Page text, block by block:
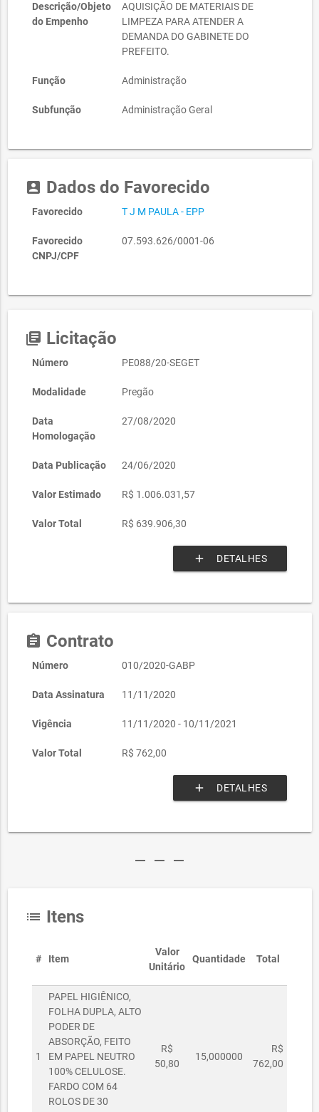
Descrição/Objeto
do Empenho
AQUISIÇÃO DE MATERIAIS DE
LIMPEZA PARA ATENDER A
DEMANDA DO GABINETE DO
PREFEITO.
Função Administração
Subfunção Administração Geral
account_box Dados do Favorecido
Favorecido T J M PAULA - EPP
Favorecido
CNPJ/CPF
07.593.626/0001-06
library_books Licitação
Número PE088/20-SEGET
Modalidade Pregão
Data
Homologação
27/08/2020
Data Publicação 24/06/2020
Valor Estimado R$ 1.006.031,57
Valor Total R$ 639.906,30
add DETALHES
assignment Contrato
Número 010/2020-GABP
Data Assinatura 11/11/2020
Vigência 11/11/2020 - 10/11/2021
Valor Total R$ 762,00
add DETALHES
remove remove remove
list Itens
# Item
Valor
Unitário
Quantidade Total
1
PAPEL HIGIÊNICO,
FOLHA DUPLA, ALTO
PODER DE
ABSORÇÃO, FEITO
EM PAPEL NEUTRO
100% CELULOSE.
FARDO COM 64
ROLOS DE 30
R$
50,80
15,000000
R$
762,00